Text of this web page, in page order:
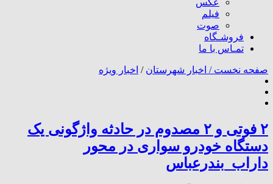
عکس
فیلم
صوت
فروشـگاه
تمـاس با ما
صفحه نخست / اخبار شهرستان / اخبار ویژه
۲ فوتی و ۲ مصدوم در حادثه واژگونی یک
دستگاه خودرو سواری در محور
داراب_بندرعباس